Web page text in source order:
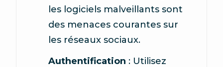
les logiciels malveillants sont
des menaces courantes sur
les réseaux sociaux.
Authentification : Utilisez